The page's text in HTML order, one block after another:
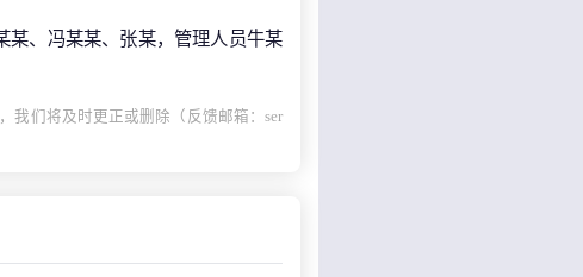
某、冯某某、张某，管理人员牛某
我们将及时更正或删除（反馈邮箱：ser